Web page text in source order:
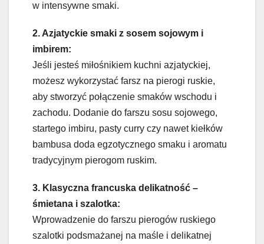
w intensywne smaki.
2. Azjatyckie smaki z sosem sojowym i
imbirem:
Jeśli jesteś miłośnikiem kuchni azjatyckiej,
możesz wykorzystać farsz na pierogi ruskie,
aby stworzyć połączenie smaków wschodu i
zachodu. Dodanie do farszu sosu sojowego,
startego imbiru, pasty curry czy nawet kiełków
bambusa doda egzotycznego smaku i aromatu
tradycyjnym pierogom ruskim.
3. Klasyczna francuska delikatność –
śmietana i szalotka:
Wprowadzenie do farszu pierogów ruskiego
szalotki podsmażanej na maśle i delikatnej